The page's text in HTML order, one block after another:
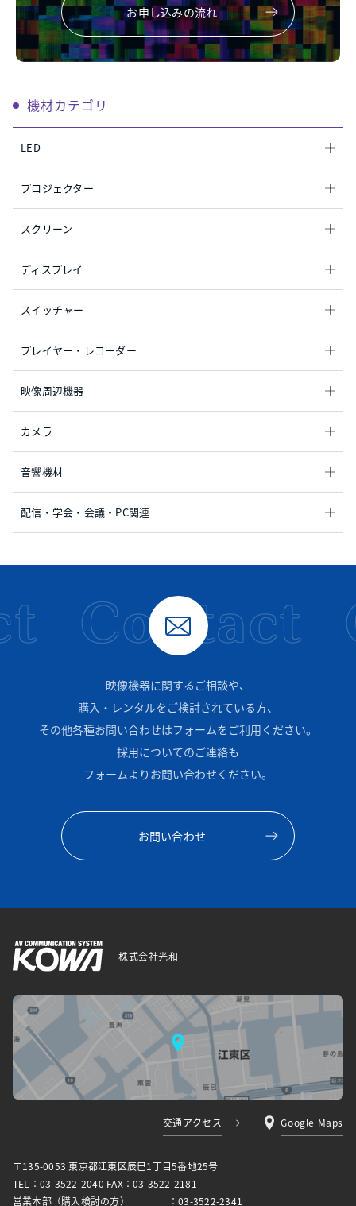
機材カテゴリ
LED
プロジェクター
スクリーン
ディスプレイ
スイッチャー
プレイヤー・レコーダー
映像周辺機器
カメラ
音響機材
配信・学会・会議・PC関連
お申し込みの流れ
Contact
映像機器に関するご相談や、
購入・レンタルをご検討されている方、
その他各種お問い合わせはフォームをご利用ください。
採用についてのご連絡も
フォームよりお問い合わせください。
お問い合わせ
株式会社光和
交通アクセス Google Maps
〒135-0053 東京都江東区⾠⺒1丁⽬5番地25号
TEL：03-3522-2040 FAX：03-3522-2181
営業本部（購入検討の方）
：03-3522-2341